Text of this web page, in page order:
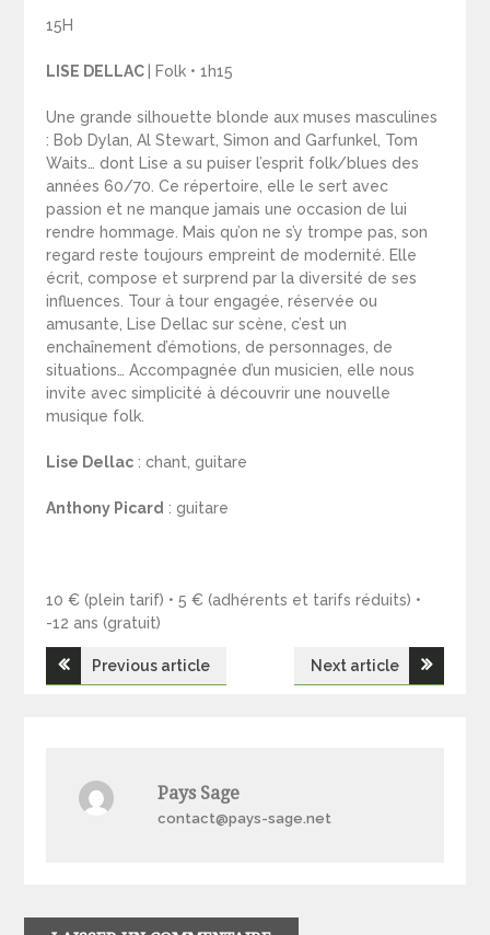
15H
LISE DELLAC | Folk • 1h15
Une grande silhouette blonde aux muses masculines
: Bob Dylan, Al Stewart, Simon and Garfunkel, Tom
Waits… dont Lise a su puiser l’esprit folk/blues des
années 60/70. Ce répertoire, elle le sert avec
passion et ne manque jamais une occasion de lui
rendre hommage. Mais qu’on ne s’y trompe pas, son
regard reste toujours empreint de modernité. Elle
écrit, compose et surprend par la diversité de ses
influences. Tour à tour engagée, réservée ou
amusante, Lise Dellac sur scène, c’est un
enchaînement d’émotions, de personnages, de
situations… Accompagnée d’un musicien, elle nous
invite avec simplicité à découvrir une nouvelle
musique folk.
Lise Dellac : chant, guitare
Anthony Picard : guitare
10 € (plein tarif) • 5 € (adhérents et tarifs réduits) •
-12 ans (gratuit)
Navigation
Previous article Next article
Pays Sage
contact@pays-sage.net